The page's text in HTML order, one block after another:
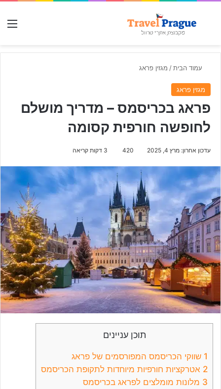
חפש עבור
עמוד הבית/ מגזין פראג
מגזין פראג
פראג בכריסמס – מדריך מושלם
לחופשה חורפית קסומה
עדכון אחרון: מרץ 4, 2025 420
תוכן עניינים
1 שווקי הכריסמס המפורסמים של פראג
2 אטרקציות חורפיות מיוחדות לתקופת הכריסמס
3 מלונות מומלצים לפראג בכריסמס